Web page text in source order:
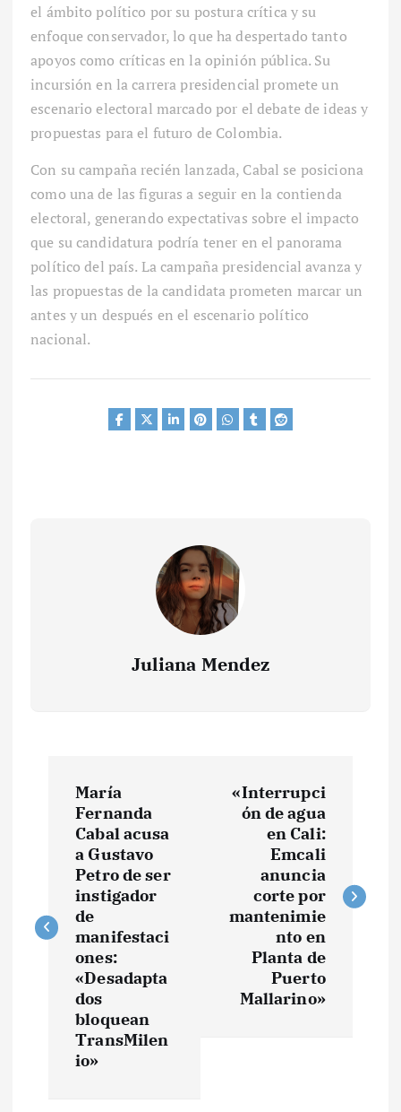
el ámbito político por su postura crítica y su
enfoque conservador, lo que ha despertado tanto
apoyos como críticas en la opinión pública. Su
incursión en la carrera presidencial promete un
escenario electoral marcado por el debate de ideas y
propuestas para el futuro de Colombia.
Con su campaña recién lanzada, Cabal se posiciona
como una de las figuras a seguir en la contienda
electoral, generando expectativas sobre el impacto
que su candidatura podría tener en el panorama
político del país. La campaña presidencial avanza y
las propuestas de la candidata prometen marcar un
antes y un después en el escenario político
nacional.
Juliana Mendez
e
g
María
Fernanda
Cabal acusa
a Gustavo
Petro de ser
instigador
de
manifestaci
ones:
«Desadapta
dos
bloquean
TransMilen
io»
«Interrupci
ón de agua
en Cali:
Emcali
anuncia
corte por
mantenimie
nto en
Planta de
Puerto
Mallarino»